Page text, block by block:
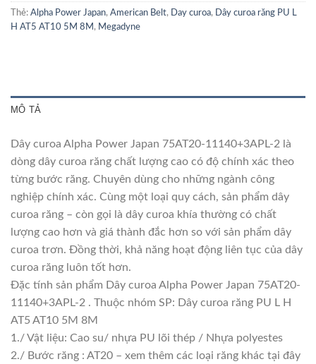
Thẻ: Alpha Power Japan, American Belt, Day curoa,
Dây curoa răng PU L
H AT5 AT10 5M 8M , Megadyne
MÔ TẢ
Dây curoa Alpha Power Japan 75AT20-11140+3APL-2 là
dòng dây curoa răng chất lượng cao có độ chính xác theo
từng bước răng. Chuyên dùng cho những ngành công
nghiệp chính xác. Cùng một loại quy cách, sản phẩm dây
curoa răng – còn gọi là dây curoa khía thường có chất
lượng cao hơn và giá thành đắc hơn so với sản phẩm dây
curoa trơn. Đồng thời, khả năng hoạt động liên tục của dây
curoa răng luôn tốt hơn.
Đặc tính sản phẩm Dây curoa Alpha Power Japan 75AT20-
11140+3APL-2 . Thuộc nhóm SP: Dây curoa răng PU L H
AT5 AT10 5M 8M
1./ Vật liệu: Cao su/ nhựa PU lõi thép / Nhựa polyestes
2./ Bước răng : AT20 – xem thêm các loại răng khác tại đây